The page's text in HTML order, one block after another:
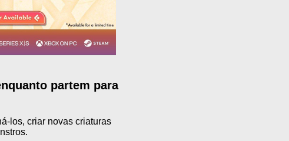
partem para
los, criar novas criaturas